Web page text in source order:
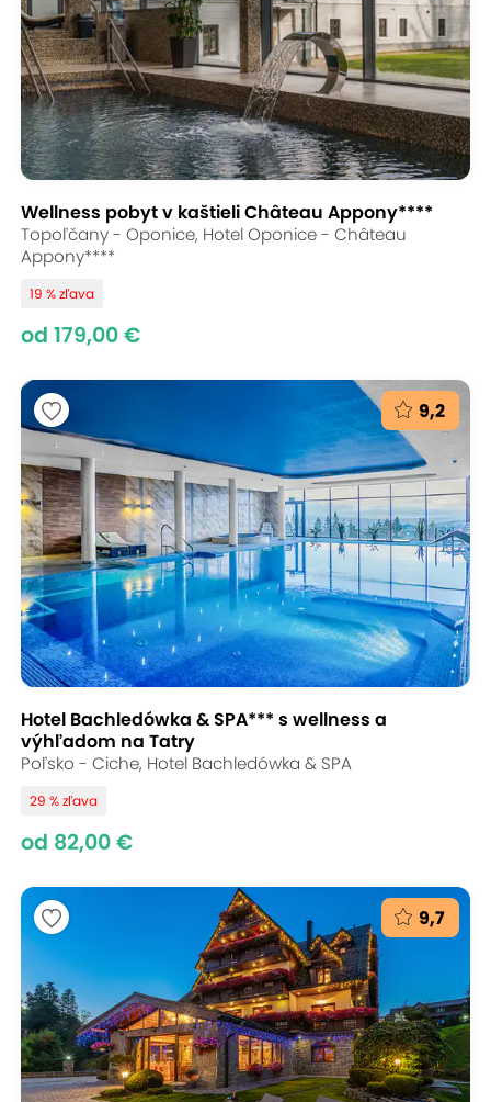
Wellness pobyt v kaštieli Château Appony****
Topoľčany - Oponice, Hotel Oponice - Château
Appony****
19 % zľava
od 179,00 €
9,2
Hotel Bachledówka & SPA*** s wellness a
výhľadom na Tatry
Poľsko - Ciche, Hotel Bachledówka & SPA
29 % zľava
od 82,00 €
9,7